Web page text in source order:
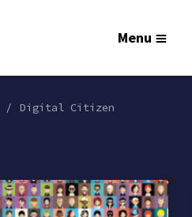
Menu
Digital Citizen